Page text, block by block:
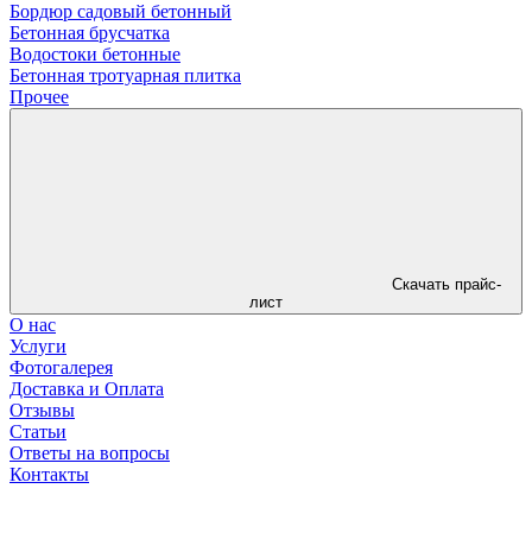
Бордюр садовый бетонный
Бетонная брусчатка
Водостоки бетонные
Бетонная тротуарная плитка
Прочее
Скачать прайс-
лист
О нас
Услуги
Фотогалерея
Доставка и Оплата
Отзывы
Статьи
Ответы на вопросы
Контакты